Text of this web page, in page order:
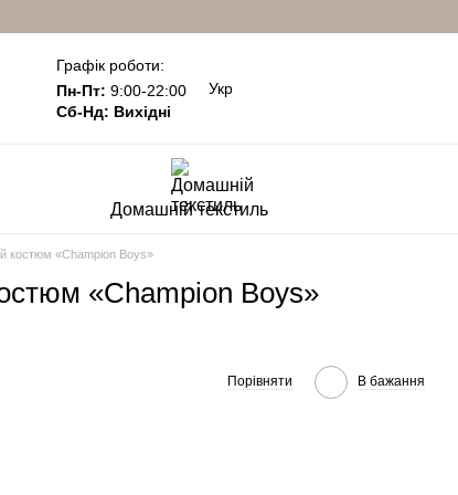
Графік роботи:
Пн-Пт: 9:00-22:00
Сб-Нд: Вихідні
Укр
Домашній текстиль
костюм «Champion Boys»
«Champion Boys»
Порівняти В бажання